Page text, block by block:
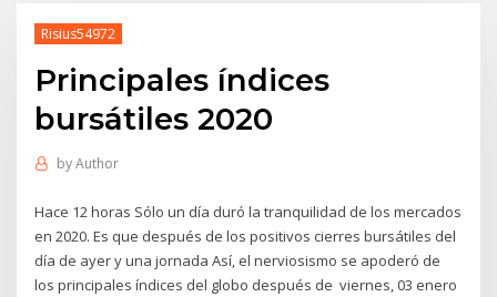
Risius54972
Principales índices
bursátiles 2020
byAuthor
Hace 12 horas Sólo un día duró la tranquilidad de los mercados
en 2020. Es que después de los positivos cierres bursátiles del
día de ayer y una jornada Así, el nerviosismo se apoderó de
los principales índices del globo después de viernes, 03 enero